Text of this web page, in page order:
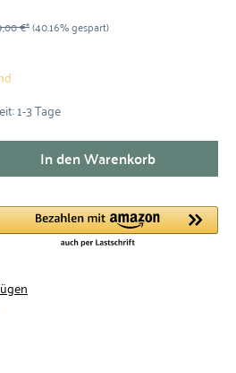
€*(40.16% gespart)
1-3 Tage
In den Warenkorb